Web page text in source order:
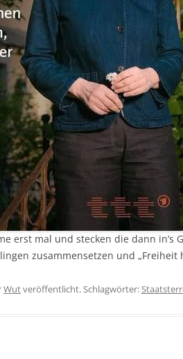
erst mal und stecken die dann in’s
zusammensetzen und „Freiheit
Wutveröffentlicht. Schlagwörter: